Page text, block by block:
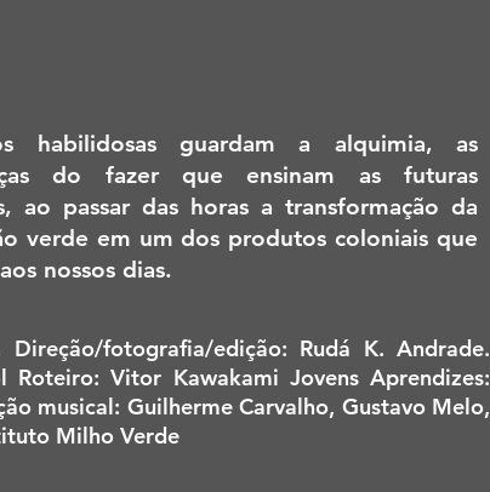
habilidosas guardam a alquimia, as
do fazer que ensinam as futuras
ao passar das horas a transformação da
verde em um dos produtos coloniais que
nossos dias.
fotografia/edição: Rudá K. Andrade.
Vitor Kawakami Jovens Aprendizes:
musical: Guilherme Carvalho, Gustavo Melo,
Milho Verde